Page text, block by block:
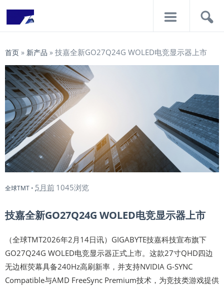
首页 » 新产品 » 技嘉全新GO27Q24G WOLED电竞显示器上市
全球TMT • 5月前 1045浏览
技嘉全新GO27Q24G WOLED电竞显示器上市
（全球TMT2026年2月14日讯）GIGABYTE技嘉科技宣布旗下
GO27Q24G WOLED电竞显示器正式上市。这款27寸QHD四边
无边框荧幕具备240Hz高刷新率，并支持NVIDIA G-SYNC
Compatible与AMD FreeSync Premium技术，为竞技类游戏提供